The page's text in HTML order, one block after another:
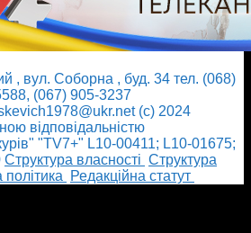
, вул. Соборна , буд. 34 тел. (068)
(067) 905-3237
(с) 2024
відповідальністю
"TV7+" L10-00411; L10-01675;
Cтруктура власності Cтруктура
політика
Редакційна статут